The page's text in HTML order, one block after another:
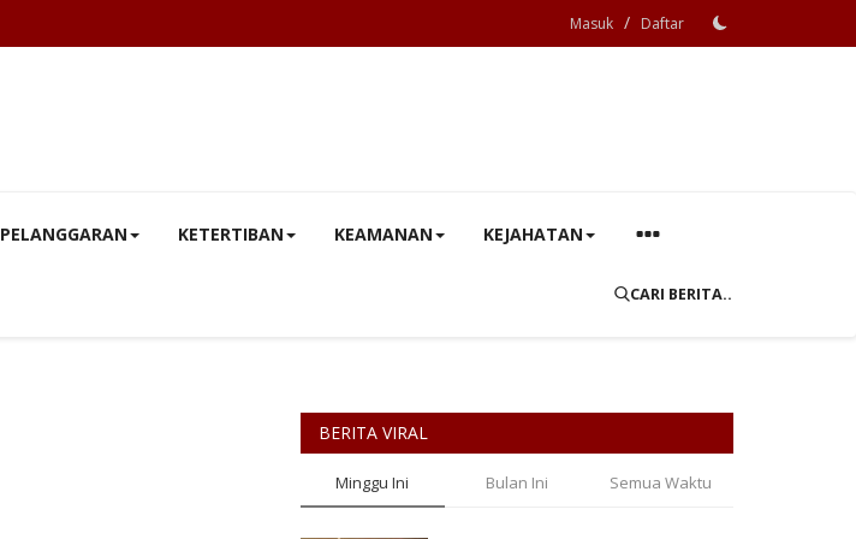
Masuk / Daftar
PELANGGARAN KETERTIBAN KEAMANAN KEJAHATAN
CARI BERITA..
BERITA VIRAL
Minggu Ini Bulan Ini Semua Waktu